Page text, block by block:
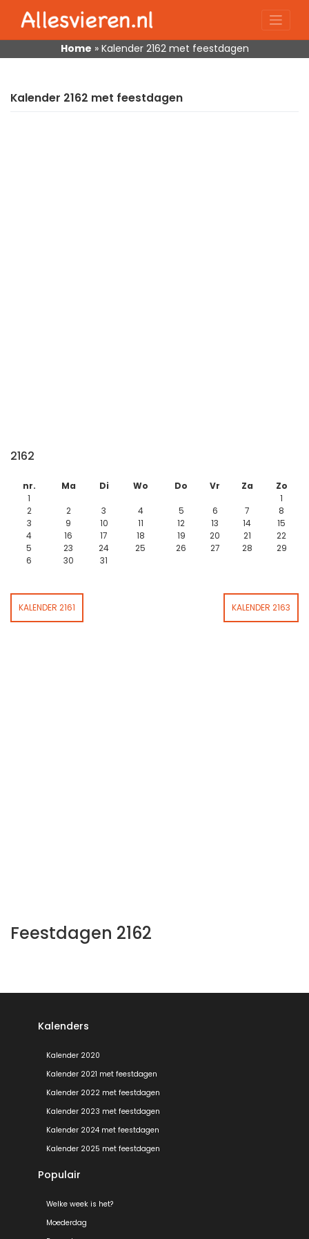
content
Home » Kalender 2162 met feestdagen
Kalender 2162 met feestdagen
2162
nr. Ma Di Wo Do Vr Za
Zo
1
1
2
2 3 4 5 6 7
8
3
9 10 11 12 13 14
15
4
16 17 18 19 20 21
22
5
23 24 25 26 27 28
29
6
30 31
KALENDER 2161 KALENDER 2163
Feestdagen 2162
Kalenders
Kalender 2020
Kalender 2021 met feestdagen
Kalender 2022 met feestdagen
Kalender 2023 met feestdagen
Kalender 2024 met feestdagen
Kalender 2025 met feestdagen
Populair
Welke week is het?
Moederdag